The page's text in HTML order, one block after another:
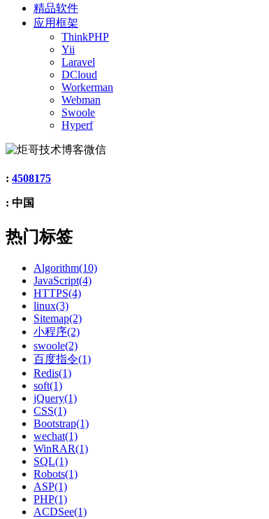
精品软件
应用框架
ThinkPHP
Yii
Laravel
DCloud
Workerman
Webman
Swoole
Hyperf
: 4508175
: 中国
热门标签
Algorithm(10)
JavaScript(4)
HTTPS(4)
linux(3)
Sitemap(2)
小程序(2)
swoole(2)
百度指令(1)
Redis(1)
soft(1)
jQuery(1)
CSS(1)
Bootstrap(1)
wechat(1)
WinRAR(1)
SQL(1)
Robots(1)
ASP(1)
PHP(1)
ACDSee(1)